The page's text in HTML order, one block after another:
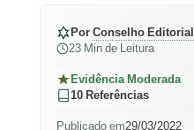
PorConselho Editorial
23 Min de Leitura
Evidência Moderada
10 Referências
Publicado em29/03/2022